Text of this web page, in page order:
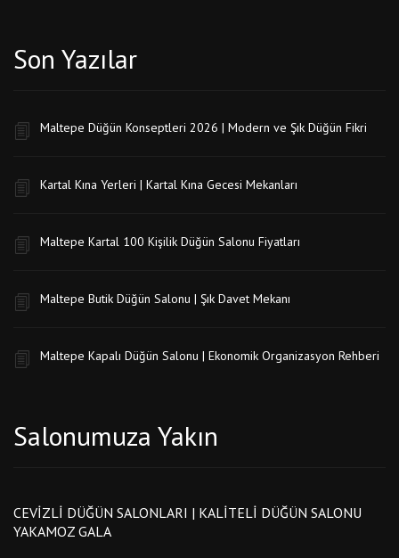
Son Yazılar
Maltepe Düğün Konseptleri 2026 | Modern ve Şık Düğün Fikri
Kartal Kına Yerleri | Kartal Kına Gecesi Mekanları
Maltepe Kartal 100 Kişilik Düğün Salonu Fiyatları
Maltepe Butik Düğün Salonu | Şık Davet Mekanı
Maltepe Kapalı Düğün Salonu | Ekonomik Organizasyon Rehberi
Salonumuza Yakın
CEVIZLI DÜĞÜN SALONLARI | KALITELI DÜĞÜN SALONU
YAKAMOZ GALA